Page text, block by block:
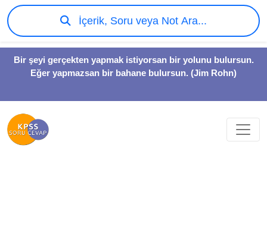
Bir şeyi gerçekten yapmak istiyorsan bir yolunu bulursun.
Eğer yapmazsan bir bahane bulursun. (Jim Rohn)
İçerik, Soru veya Not Ara...